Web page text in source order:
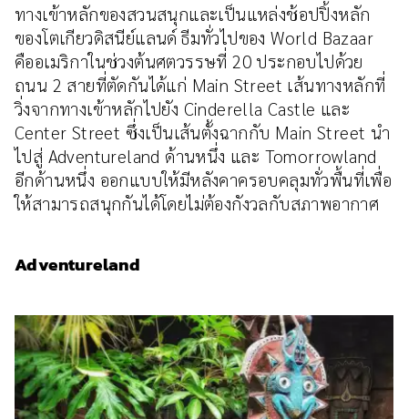
ทางเข้าหลักของสวนสนุกและเป็นแหล่งช้อปปิ้งหลัก
ของโตเกียวดิสนีย์แลนด์ ธีมทั่วไปของ World Bazaar
คืออเมริกาในช่วงต้นศตวรรษที่ 20 ประกอบไปด้วย
ถนน 2 สายที่ตัดกันได้แก่ Main Street เส้นทางหลักที่
วิ่งจากทางเข้าหลักไปยัง Cinderella Castle และ
Center Street ซึ่งเป็นเส้นตั้งฉากกับ Main Street นำ
ไปสู่ ​​Adventureland ด้านหนึ่ง และ Tomorrowland
อีกด้านหนึ่ง ออกแบบให้มีหลังคาครอบคลุมทั่วพื้นที่เพื่อ
ให้สามารถสนุกกันได้โดยไม่ต้องกังวลกับสภาพอากาศ
Adventureland